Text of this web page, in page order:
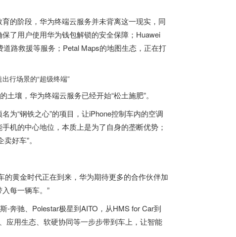
的阶段，华为终端云服务并未背离这一现实，同
了用户使用华为钱包解锁的安全保障；Huawei
路救援等服务；Petal Maps的地图生态，正在打
壤，华为终端云服务已经开始“松土施肥”。
为“钢铁之心”的项目，让iPhone控制车内的空调
机的中心地位，本质上是为了自身的垄断优势；
好车”。
黄金时代正在到来，华为期待更多的合作伙伴加
每一辆车。”
-奔驰、Polestar极星到AITO，从HMS for Car到
应用生态、软硬协同等一步步带到车上，让智能